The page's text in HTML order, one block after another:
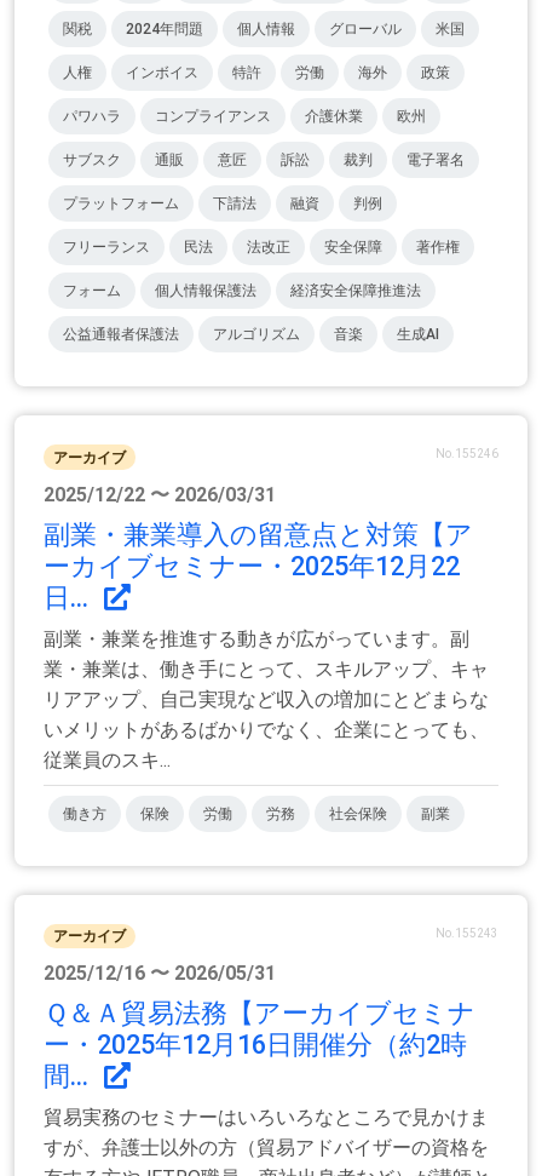
関税 2024年問題 個人情報 グローバル 米国
人権 インボイス 特許 労働 海外 政策
パワハラ コンプライアンス 介護休業 欧州
サブスク 通販 意匠 訴訟 裁判 電子署名
プラットフォーム 下請法 融資 判例
フリーランス 民法 法改正 安全保障 著作権
フォーム 個人情報保護法 経済安全保障推進法
公益通報者保護法 アルゴリズム 音楽 生成AI
アーカイブ No.155246
2025/12/22 〜 2026/03/31
副業・兼業導入の留意点と対策【ア
ーカイブセミナー・2025年12月22
日...
副業・兼業を推進する動きが広がっています。副
業・兼業は、働き手にとって、スキルアップ、キャ
リアアップ、自己実現など収入の増加にとどまらな
いメリットがあるばかりでなく、企業にとっても、
従業員のスキ...
働き方 保険 労働 労務 社会保険 副業
アーカイブ No.155243
2025/12/16 〜 2026/05/31
Ｑ＆Ａ貿易法務【アーカイブセミナ
ー・2025年12月16日開催分（約2時
間...
貿易実務のセミナーはいろいろなところで見かけま
すが、弁護士以外の方（貿易アドバイザーの資格を